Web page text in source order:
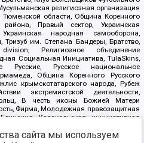
религиозная организация
области, Община Коренного
Правый сектор, Украинская
народная самооборона,
Тризуб им. Степана Бандеры, Братство,
Религиозное объединение
Социальная Инициатива, TulaSkins,
Русские, Русское национальное
Община Коренного Русского
крымскотатарского народа, Рубеж
экстремистской деятельности,
В честь иконы Божией Матери
Фирма, Молодежная правозащитная
Каракольская инициативная
Ак Умут, Русская республика Русь,
сайта мы используем